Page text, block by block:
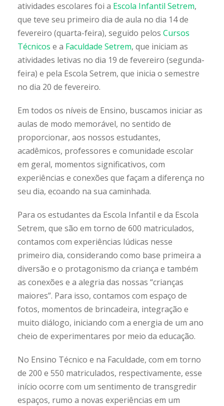
atividades escolares foi a Escola Infantil Setrem,
que teve seu primeiro dia de aula no dia 14 de
fevereiro (quarta-feira), seguido pelos Cursos
Técnicos e a Faculdade Setrem, que iniciam as
atividades letivas no dia 19 de fevereiro (segunda-
feira) e pela Escola Setrem, que inicia o semestre
no dia 20 de fevereiro.
Em todos os níveis de Ensino, buscamos iniciar as
aulas de modo memorável, no sentido de
proporcionar, aos nossos estudantes,
acadêmicos, professores e comunidade escolar
em geral, momentos significativos, com
experiências e conexões que façam a diferença no
seu dia, ecoando na sua caminhada.
Para os estudantes da Escola Infantil e da Escola
Setrem, que são em torno de 600 matriculados,
contamos com experiências lúdicas nesse
primeiro dia, considerando como base primeira a
diversão e o protagonismo da criança e também
as conexões e a alegria das nossas “crianças
maiores”. Para isso, contamos com espaço de
fotos, momentos de brincadeira, integração e
muito diálogo, iniciando com a energia de um ano
cheio de experimentares por meio da educação.
No Ensino Técnico e na Faculdade, com em torno
de 200 e 550 matriculados, respectivamente, esse
início ocorre com um sentimento de transgredir
espaços, rumo a novas experiências em um